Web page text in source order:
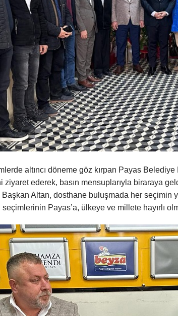
altıncı döneme göz kırpan Payas
ziyaret ederek, basın mensuplarıyla biraraya
Başkan Altan, dosthane buluşmada her
Payas’a, ülkeye ve millete hayırlı